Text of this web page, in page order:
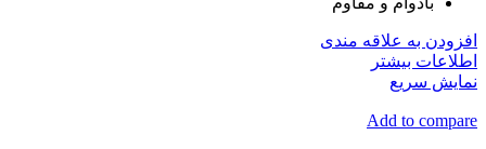
افزودن به علاقه مندی
اطلاعات بیشتر
نمایش سریع
Add to compare